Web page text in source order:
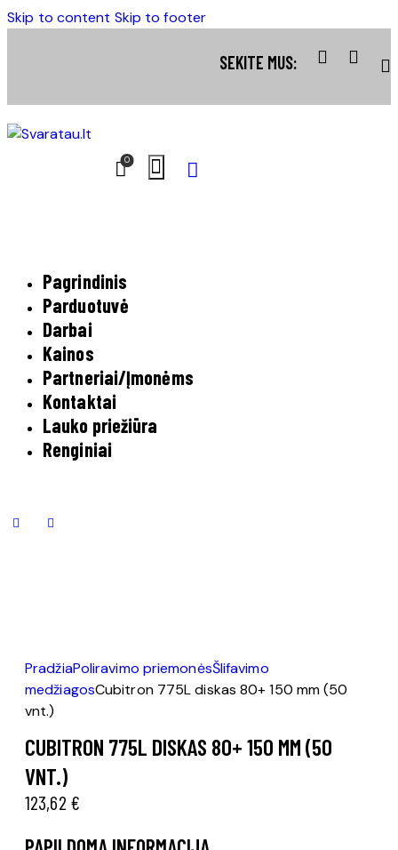
Skip to content Skip to footer
SEKITE MUS:
0
Pagrindinis
Parduotuvė
Darbai
Kainos
Partneriai/Įmonėms
Kontaktai
Lauko priežiūra
Renginiai
PradžiaPoliravimo priemonėsŠlifavimo
medžiagosCubitron 775L diskas 80+ 150 mm (50
vnt.)
CUBITRON 775L DISKAS 80+ 150 MM (50
VNT.)
123,62 €